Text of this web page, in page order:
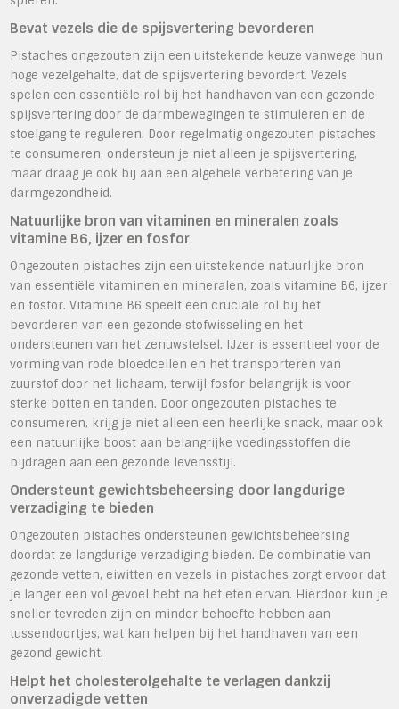
Bevat vezels die de spijsvertering bevorderen
Pistaches ongezouten zijn een uitstekende keuze vanwege hun
hoge vezelgehalte, dat de spijsvertering bevordert. Vezels
spelen een essentiële rol bij het handhaven van een gezonde
spijsvertering door de darmbewegingen te stimuleren en de
stoelgang te reguleren. Door regelmatig ongezouten pistaches
te consumeren, ondersteun je niet alleen je spijsvertering,
maar draag je ook bij aan een algehele verbetering van je
darmgezondheid.
Natuurlijke bron van vitaminen en mineralen zoals
vitamine B6, ijzer en fosfor
Ongezouten pistaches zijn een uitstekende natuurlijke bron
van essentiële vitaminen en mineralen, zoals vitamine B6, ijzer
en fosfor. Vitamine B6 speelt een cruciale rol bij het
bevorderen van een gezonde stofwisseling en het
ondersteunen van het zenuwstelsel. IJzer is essentieel voor de
vorming van rode bloedcellen en het transporteren van
zuurstof door het lichaam, terwijl fosfor belangrijk is voor
sterke botten en tanden. Door ongezouten pistaches te
consumeren, krijg je niet alleen een heerlijke snack, maar ook
een natuurlijke boost aan belangrijke voedingsstoffen die
bijdragen aan een gezonde levensstijl.
Ondersteunt gewichtsbeheersing door langdurige
verzadiging te bieden
Ongezouten pistaches ondersteunen gewichtsbeheersing
doordat ze langdurige verzadiging bieden. De combinatie van
gezonde vetten, eiwitten en vezels in pistaches zorgt ervoor dat
je langer een vol gevoel hebt na het eten ervan. Hierdoor kun je
sneller tevreden zijn en minder behoefte hebben aan
tussendoortjes, wat kan helpen bij het handhaven van een
gezond gewicht.
Helpt het cholesterolgehalte te verlagen dankzij
onverzadigde vetten